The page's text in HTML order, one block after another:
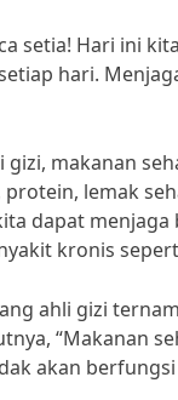
setia! Hari ini
hari.
gizi, makanan
lemak
dapat
kronis
ahli gizi
“Makanan
akan